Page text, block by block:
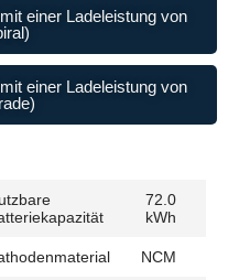
einer Ladeleistung von
einer Ladeleistung von
72.0
kWh
NCM